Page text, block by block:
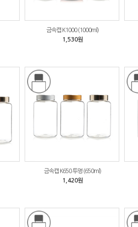
금속캡 K1000 (1000ml)
1,530원
금속캡 K650 투명 (650ml)
1,420원